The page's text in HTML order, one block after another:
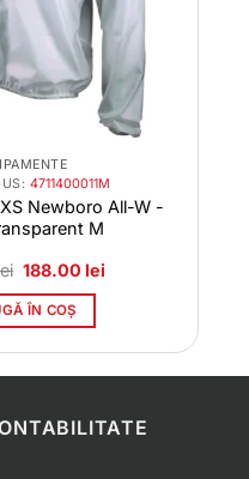
4711400011M
Newboro All-W -
M
Prețul
a
fost:
188.00lei
ÎN COȘ